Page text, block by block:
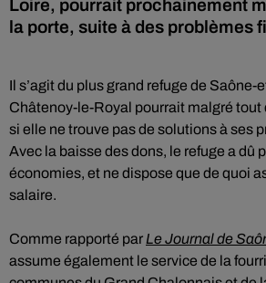
Loire, pourrait prochainement
la porte, suite à des problèmes
Il s’agit du plus grand refuge de Saône-
Châtenoy-le-Royal pourrait malgré tout
si elle ne trouve pas de solutions à ses
Avec la baisse des dons, le refuge a dû
économies, et ne dispose que de quoi
salaire.
Comme rapporté par Le Journal de
assume également le service de la